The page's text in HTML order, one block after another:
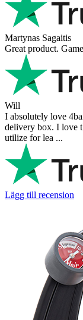
Martynas Sagaitis
Great product.
Will
I absolutely love
delivery box. I love
utilize for lea ...
Lägg till recension